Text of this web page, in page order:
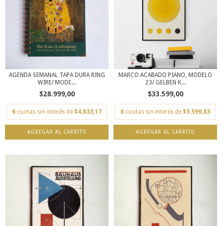
AGENDA SEMANAL TAPA DURA RING
WIRE/ MODE...
$28.999,00
6 cuotas sin interés de $4.833,17
AGREGAR AL CARRITO
MARCO ACABADO PIANO, MODELO
23/ GELBEN K...
$33.599,00
6 cuotas sin interés de $5.599,83
AGREGAR AL CARRITO